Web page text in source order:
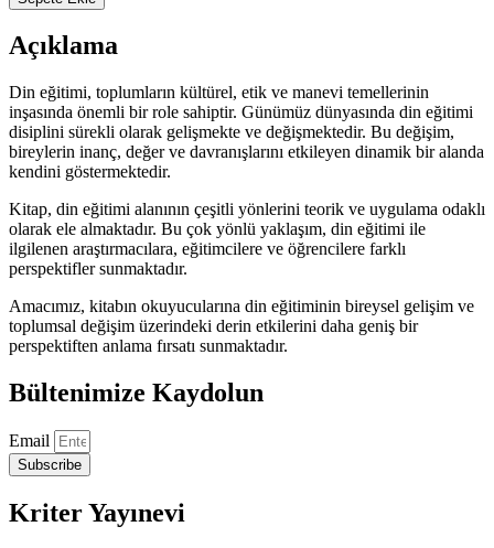
Birey
Ahlak
Açıklama
Din eğitimi, toplumların kültürel, etik ve manevi temellerinin
inşasında önemli bir role sahiptir. Günümüz dünyasında din eğitimi
disiplini sürekli olarak gelişmekte ve değişmektedir. Bu değişim,
bireylerin inanç, değer ve davranışlarını etkileyen dinamik bir alanda
kendini göstermektedir.
Kitap, din eğitimi alanının çeşitli yönlerini teorik ve uygulama odaklı
olarak ele almaktadır. Bu çok yönlü yaklaşım, din eğitimi ile
ilgilenen araştırmacılara, eğitimcilere ve öğrencilere farklı
perspektifler sunmaktadır.
Amacımız, kitabın okuyucularına din eğitiminin bireysel gelişim ve
toplumsal değişim üzerindeki derin etkilerini daha geniş bir
perspektiften anlama fırsatı sunmaktadır.
Bültenimize Kaydolun
Email
Subscribe
Kriter Yayınevi